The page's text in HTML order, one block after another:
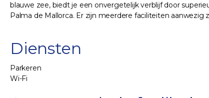
blauwe zee, biedt je een onvergetelijk verblijf door
Palma de Mallorca. Er zijn meerdere faciliteiten
Diensten
Parkeren
Wi-Fi